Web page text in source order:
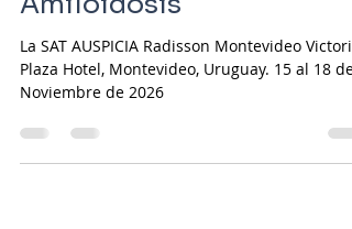
Internacional de
Amiloidosis
La SAT AUSPICIA Radisson Montevideo Victoria
Noviembre de 2026